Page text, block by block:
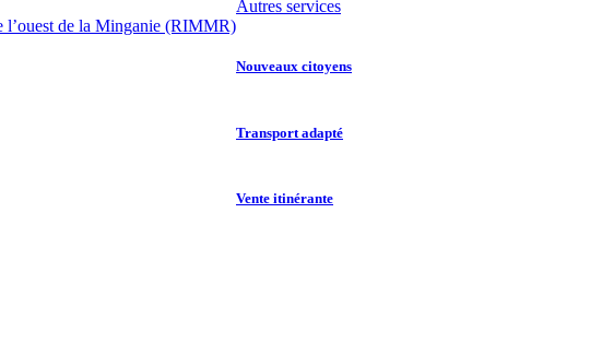
l’ouest de la Minganie (RIMMR)
Autres services
Nouveaux citoyens
Transport adapté
Vente itinérante